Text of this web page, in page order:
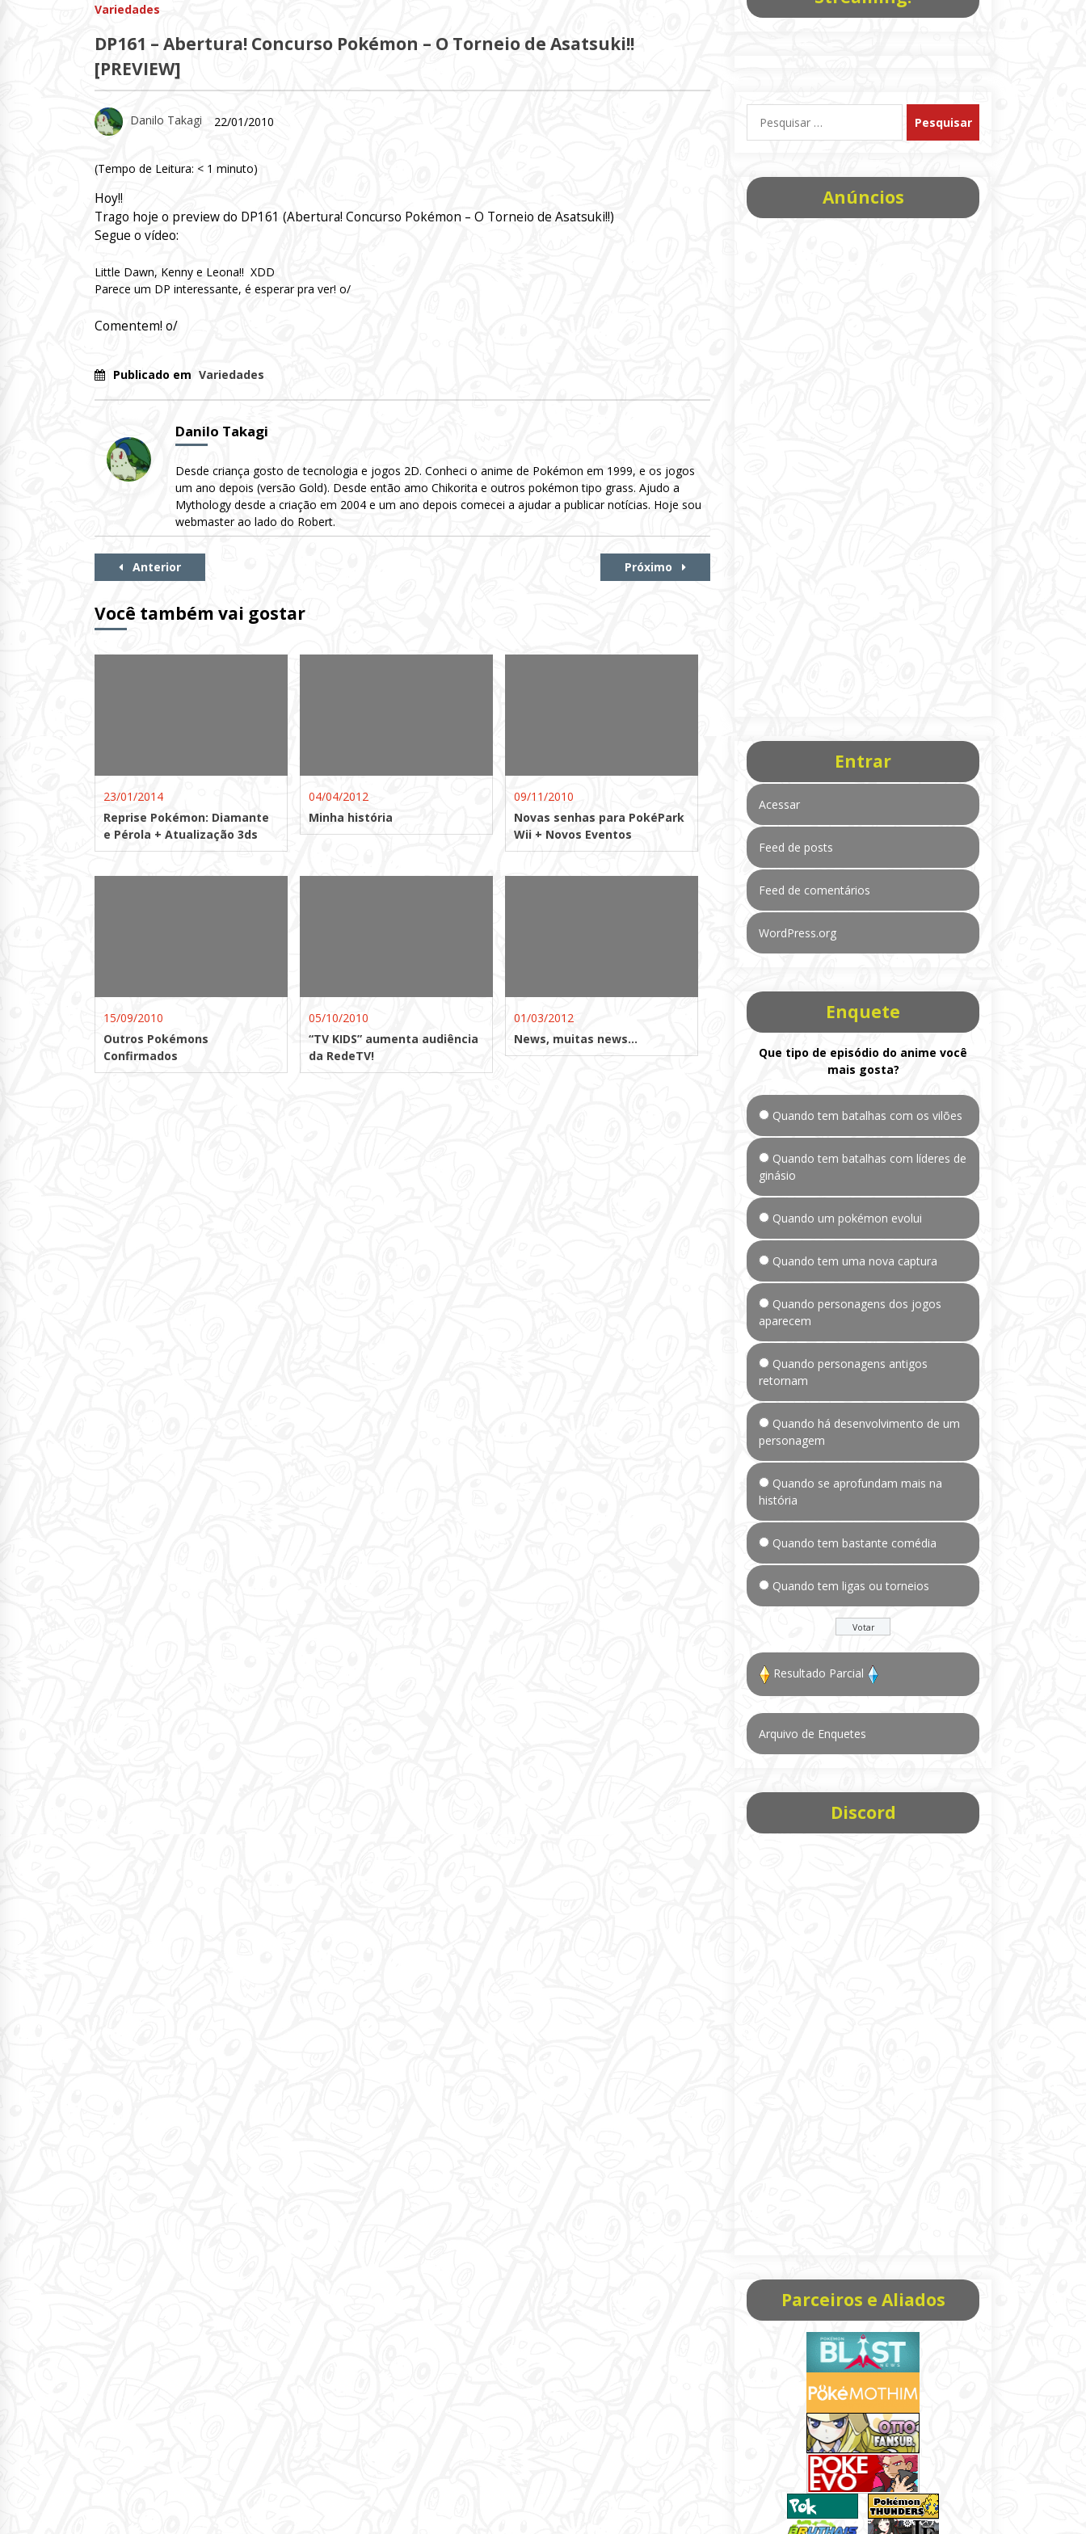
Variedades
DP161 – Abertura! Concurso Pokémon – O Torneio de Asatsuki!!
[PREVIEW]
Danilo Takagi 22/01/2010
(Tempo de Leitura: < 1 minuto)
Hoy!!
Trago hoje o preview do DP161 (Abertura! Concurso Pokémon – O Torneio de Asatsuki!!)
Segue o vídeo:
Little Dawn, Kenny e Leona!! XDD
Parece um DP interessante, é esperar pra ver! o/
Comentem! o/
Publicado em Variedades
Danilo Takagi
Desde criança gosto de tecnologia e jogos 2D. Conheci o anime de Pokémon em 1999, e os jogos
um ano depois (versão Gold). Desde então amo Chikorita e outros pokémon tipo grass. Ajudo a
Mythology desde a criação em 2004 e um ano depois comecei a ajudar a publicar notícias. Hoje sou
webmaster ao lado do Robert.
Continue
Anterior Próximo
Você também vai gostar
23/01/2014
Reprise Pokémon: Diamante
e Pérola + Atualização 3ds
04/04/2012
Minha história
09/11/2010
Novas senhas para PokéPark
Wii + Novos Eventos
15/09/2010
Outros Pokémons
Confirmados
05/10/2010
“TV KIDS” aumenta audiência
da RedeTV!
01/03/2012
News, muitas news…
por:
Anúncios
Entrar
Acessar
Feed de posts
Feed de comentários
WordPress.org
Enquete
Que tipo de episódio do anime você
mais gosta?
Quando tem batalhas com os vilões
Quando tem batalhas com líderes de
ginásio
Quando um pokémon evolui
Quando tem uma nova captura
Quando personagens dos jogos
aparecem
Quando personagens antigos
retornam
Quando há desenvolvimento de um
personagem
Quando se aprofundam mais na
história
Quando tem bastante comédia
Quando tem ligas ou torneios
Resultado Parcial
Arquivo de Enquetes
Discord
Parceiros e Aliados